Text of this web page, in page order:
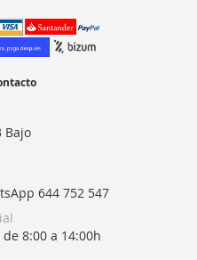
Bajo
644 752 547
8:00 a 14:00h